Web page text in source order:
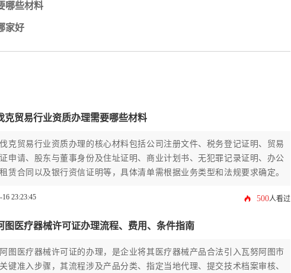
哪些材料
家好
克贸易行业资质办理需要哪些材料
克贸易行业资质办理的核心材料包括公司注册文件、税务登记证明、贸易
申请、股东与董事身份及住址证明、商业计划书、无犯罪记录证明、办公
赁合同以及银行资信证明等，具体清单需根据业务类型和法规要求确定。
16 23:23:45 500人看过
图医疗器械许可证办理流程、费用、条件指南
图医疗器械许可证的办理，是企业将其医疗器械产品合法引入瓦努阿图市
键准入步骤，其流程涉及产品分类、指定当地代理、提交技术档案审核、